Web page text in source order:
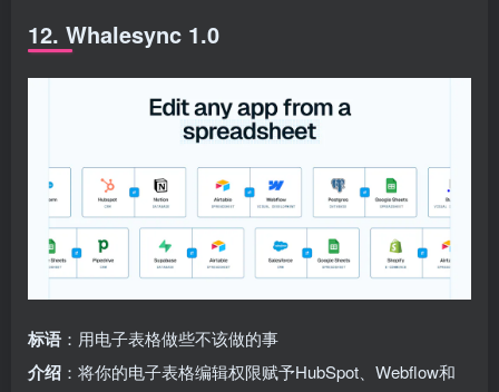
12. Whalesync 1.0
标语 ：用电子表格做些不该做的事
介绍 ：将你的电子表格编辑权限赋予HubSpot、Webflow和